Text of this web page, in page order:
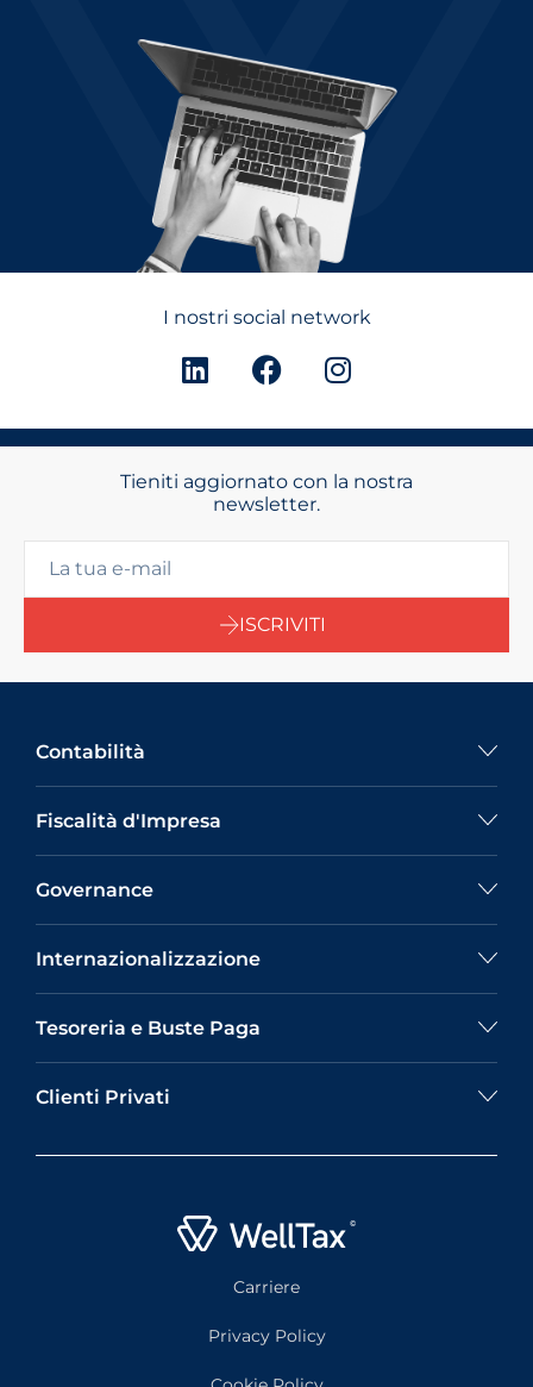
I nostri social network
Tieniti aggiornato con la nostra
newsletter.
ISCRIVITI
Contabilità
Fiscalità d'Impresa
Governance
Internazionalizzazione
Tesoreria e Buste Paga
Clienti Privati
Carriere
Privacy Policy